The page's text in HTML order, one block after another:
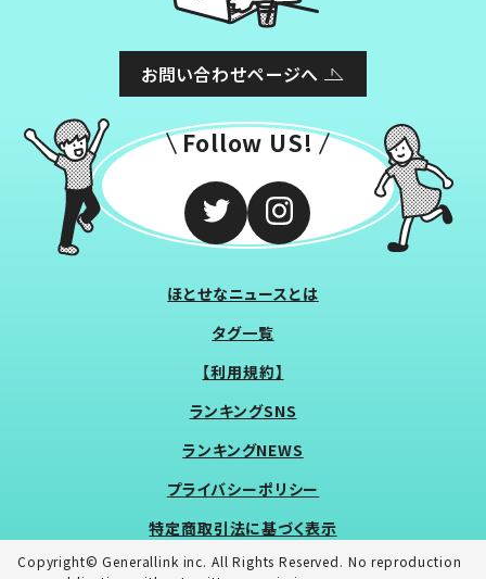
お問い合わせページへ
Follow US!
ほとせなニュースとは
タグ一覧
【利用規約】
ランキングSNS
ランキングNEWS
プライバシーポリシー
特定商取引法に基づく表示
Copyright© Generallink inc. All Rights Reserved. No reproduction